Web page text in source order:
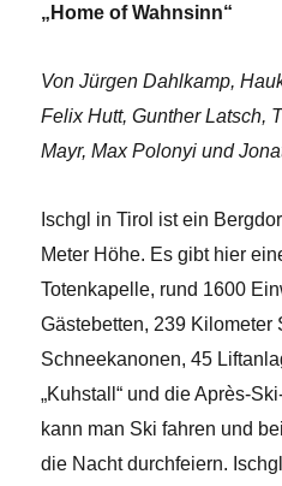
„Home of Wahnsinn“
Von Jürgen Dahlkamp,
Felix Hutt, Gunther Latsch,
Mayr, Max Polonyi und
Ischgl in Tirol ist ein
Meter Höhe. Es gibt hier
Totenkapelle, rund 1600
Gästebetten, 239 Kilometer
Schneekanonen, 45
„Kuhstall“ und die Après-
kann man Ski fahren und
die Nacht durchfeiern.